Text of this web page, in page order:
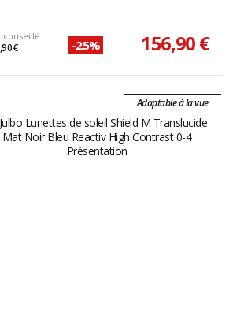
conseillé
€ -25% 156,90 €
Adaptable à la vue